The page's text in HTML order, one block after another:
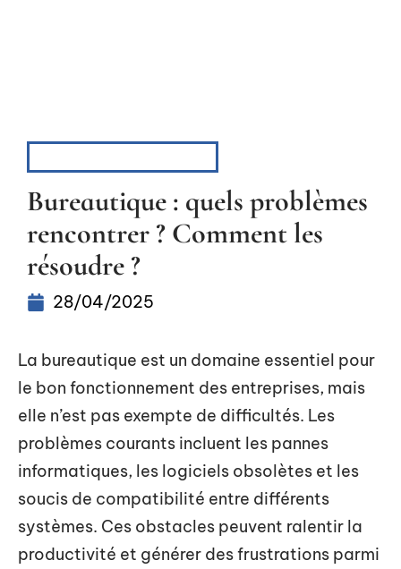
Bureautique : quels problèmes
rencontrer ? Comment les
résoudre ?
28/04/2025
La bureautique est un domaine essentiel pour
le bon fonctionnement des entreprises, mais
elle n’est pas exempte de difficultés. Les
problèmes courants incluent les pannes
informatiques, les logiciels obsolètes et les
soucis de compatibilité entre différents
systèmes. Ces obstacles peuvent ralentir la
productivité et générer des frustrations parmi